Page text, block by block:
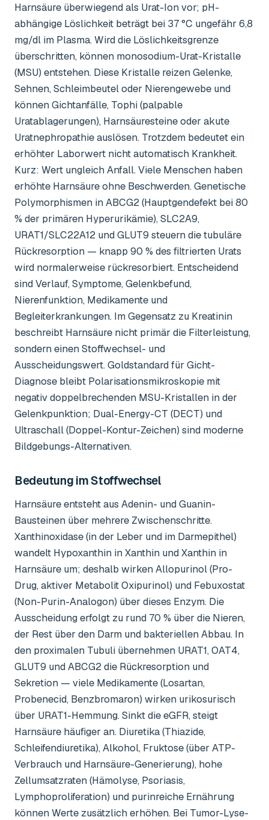
Harnsäure überwiegend als Urat-Ion vor; pH-
abhängige Löslichkeit beträgt bei 37 °C ungefähr 6,8
mg/dl im Plasma. Wird die Löslichkeitsgrenze
überschritten, können monosodium-Urat-Kristalle
(MSU) entstehen. Diese Kristalle reizen Gelenke,
Sehnen, Schleimbeutel oder Nierengewebe und
können Gichtanfälle, Tophi (palpable
Uratablagerungen), Harnsäuresteine oder akute
Uratnephropathie auslösen. Trotzdem bedeutet ein
erhöhter Laborwert nicht automatisch Krankheit.
Kurz: Wert ungleich Anfall. Viele Menschen haben
erhöhte Harnsäure ohne Beschwerden. Genetische
Polymorphismen in ABCG2 (Hauptgendefekt bei 80
% der primären Hyperurikämie), SLC2A9,
URAT1/SLC22A12 und GLUT9 steuern die tubuläre
Rückresorption — knapp 90 % des filtrierten Urats
wird normalerweise rückresorbiert. Entscheidend
sind Verlauf, Symptome, Gelenkbefund,
Nierenfunktion, Medikamente und
Begleiterkrankungen. Im Gegensatz zu Kreatinin
beschreibt Harnsäure nicht primär die Filterleistung,
sondern einen Stoffwechsel- und
Ausscheidungswert. Goldstandard für Gicht-
Diagnose bleibt Polarisationsmikroskopie mit
negativ doppelbrechenden MSU-Kristallen in der
Gelenkpunktion; Dual-Energy-CT (DECT) und
Ultraschall (Doppel-Kontur-Zeichen) sind moderne
Bildgebungs-Alternativen.
Bedeutung im Stoffwechsel
Harnsäure entsteht aus Adenin- und Guanin-
Bausteinen über mehrere Zwischenschritte.
Xanthinoxidase (in der Leber und im Darmepithel)
wandelt Hypoxanthin in Xanthin und Xanthin in
Harnsäure um; deshalb wirken Allopurinol (Pro-
Drug, aktiver Metabolit Oxipurinol) und Febuxostat
(Non-Purin-Analogon) über dieses Enzym. Die
Ausscheidung erfolgt zu rund 70 % über die Nieren,
der Rest über den Darm und bakteriellen Abbau. In
den proximalen Tubuli übernehmen URAT1, OAT4,
GLUT9 und ABCG2 die Rückresorption und
Sekretion — viele Medikamente (Losartan,
Probenecid, Benzbromaron) wirken urikosurisch
über URAT1-Hemmung. Sinkt die eGFR, steigt
Harnsäure häufiger an. Diuretika (Thiazide,
Schleifendiuretika), Alkohol, Fruktose (über ATP-
Verbrauch und Harnsäure-Generierung), hohe
Zellumsatzraten (Hämolyse, Psoriasis,
Lymphoproliferation) und purinreiche Ernährung
können Werte zusätzlich erhöhen. Bei Tumor-Lyse-